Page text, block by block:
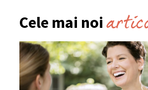
Cele mai noi